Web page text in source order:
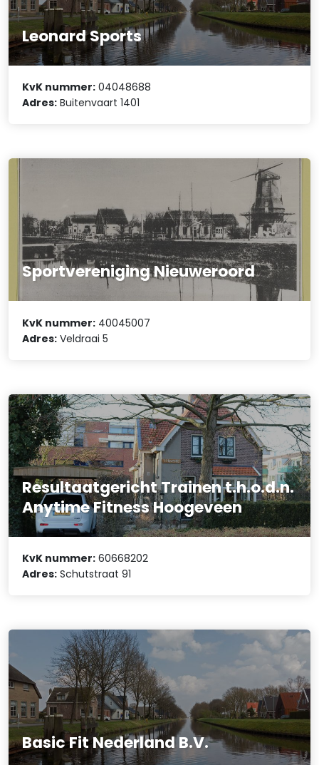
Leonard Sports
KvK nummer: 04048688
Adres: Buitenvaart 1401
Sportvereniging Nieuweroord
KvK nummer: 40045007
Adres: Veldraai 5
Resultaatgericht Trainen t.h.o.d.n.
Anytime Fitness Hoogeveen
KvK nummer: 60668202
Adres: Schutstraat 91
Basic Fit Nederland B.V.